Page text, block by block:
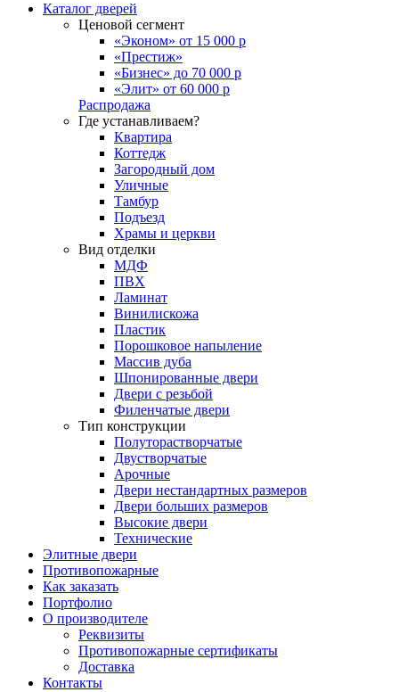
Каталог дверей
Ценовой сегмент
«Эконом» от 15 000 р
«Престиж»
«Бизнес» до 70 000 р
«Элит» от 60 000 р
Распродажа
Где устанавливаем?
Квартира
Коттедж
Загородный дом
Уличные
Тамбур
Подъезд
Храмы и церкви
Вид отделки
МДФ
ПВХ
Ламинат
Винилискожа
Пластик
Порошковое напыление
Массив дуба
Шпонированные двери
Двери с резьбой
Филенчатые двери
Тип конструкции
Полуторастворчатые
Двустворчатые
Арочные
Двери нестандартных размеров
Двери больших размеров
Высокие двери
Технические
Элитные двери
Противопожарные
Как заказать
Портфолио
О производителе
Реквизиты
Противопожарные сертификаты
Доставка
Контакты